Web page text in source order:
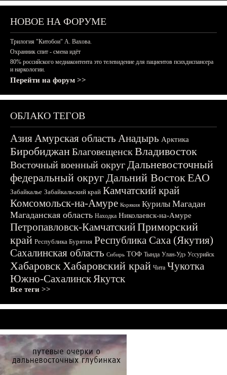
НОВОЕ НА ФОРУМЕ
Трилогия "Китобои" А. Вахова.
Охранник спит - смена идёт
80% российского медиаконтента это телевидение для пациентов психдиспансера
и наркологии.
Перейти на форум >>
ОБЛАКО ТЕГОВ
АзияАмурская область Анадырь Арктика
БиробиджанБлаговещенскВладивосток
Восточный военный округДальневосточный
федеральный округДальний ВостокЕАО
Забайкалье Забайкальский край Камчатский край
Комсомольск-на-Амуре Корякия Курилы Магадан
Магаданская область Находка Николаевск-на-Амуре
Петропавловск-КамчатскийПриморский
край Республика Бурятия Республика Саха (Якутия)
Сахалинская область Сибирь ТОФ Тында Улан-Удэ Уссурийск
ХабаровскХабаровский край Чита Чукотка
Южно-СахалинскЯкутск
Все теги >>